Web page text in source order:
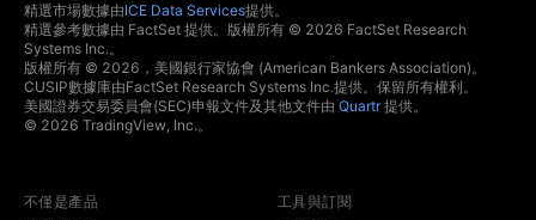
精選市場數據由ICE Data Services提供。
精選參考數據由 FactSet 提供。版權所有 © 2026 FactSet Research
Systems Inc.。
版權所有 © 2026，美國銀行家協會 (American Bankers Association)。
CUSIP數據庫由FactSet Research Systems Inc.提供。保留所有權利。
美國證券交易委員會(SEC)申報文件及其他文件由 Quartr提供。
© 2026 TradingView, Inc.。
不僅是產品 工具與訂閱